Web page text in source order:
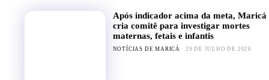
Após indicador acima da meta, Maricá
cria comitê para investigar mortes
maternas, fetais e infantis
NOTÍCIAS DE MARICÁ 29 DE JULHO DE 2026